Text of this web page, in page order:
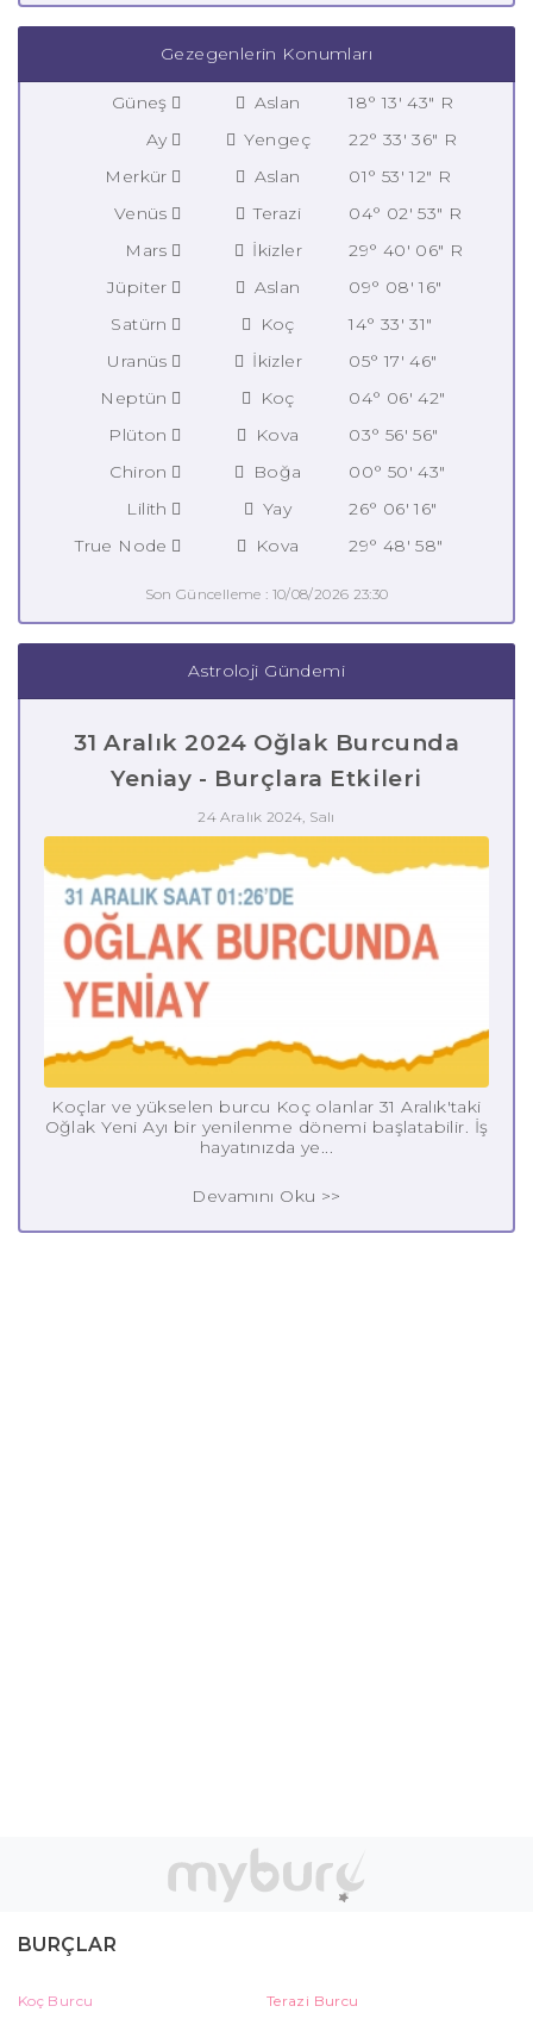
Gezegenlerin Konumları
Güneş Aslan
18° 13' 43" R
Ay
Yengeç
22° 33' 36" R
Merkür
Aslan
01° 53' 12" R
Venüs
Terazi
04° 02' 53" R
Mars
İkizler
29° 40' 06" R
Jüpiter
Aslan
09° 08' 16"
Satürn
Koç
14° 33' 31"
Uranüs
İkizler
05° 17' 46"
Neptün
Koç
04° 06' 42"
Plüton
Kova
03° 56' 56"
Chiron
Boğa
00° 50' 43"
Lilith
Yay
26° 06' 16"
True Node
Kova 29° 48' 58"
Son Güncelleme : 10/08/2026 23:30
Astroloji Gündemi
31 Aralık 2024 Oğlak Burcunda
Yeniay - Burçlara Etkileri
24 Aralık 2024, Salı
Koçlar ve yükselen burcu Koç olanlar 31 Aralık'taki
Oğlak Yeni Ayı bir yenilenme dönemi başlatabilir. İş
hayatınızda ye...
Devamını Oku >>
BURÇLAR
Koç Burcu Terazi Burcu